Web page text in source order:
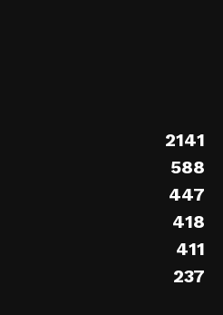
2141
588
447
418
411
237